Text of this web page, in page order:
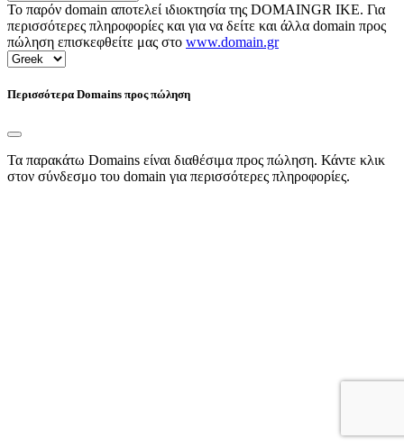
Το παρόν domain αποτελεί ιδιοκτησία της DOMAINGR ΙΚΕ. Για
περισσότερες πληροφορίες και για να δείτε και άλλα domain προς
πώληση επισκεφθείτε μας στο www.domain.gr
Περισσότερα Domains προς πώληση
Τα παρακάτω Domains είναι διαθέσιμα προς πώληση. Κάντε κλικ
στον σύνδεσμο του domain για περισσότερες πληροφορίες.